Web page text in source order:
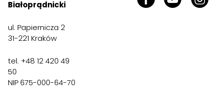
Białoprądnicki
ul. Papiernicza 2
31-221 Kraków
tel. +48 12 420 49
50
NIP 675-000-64-70